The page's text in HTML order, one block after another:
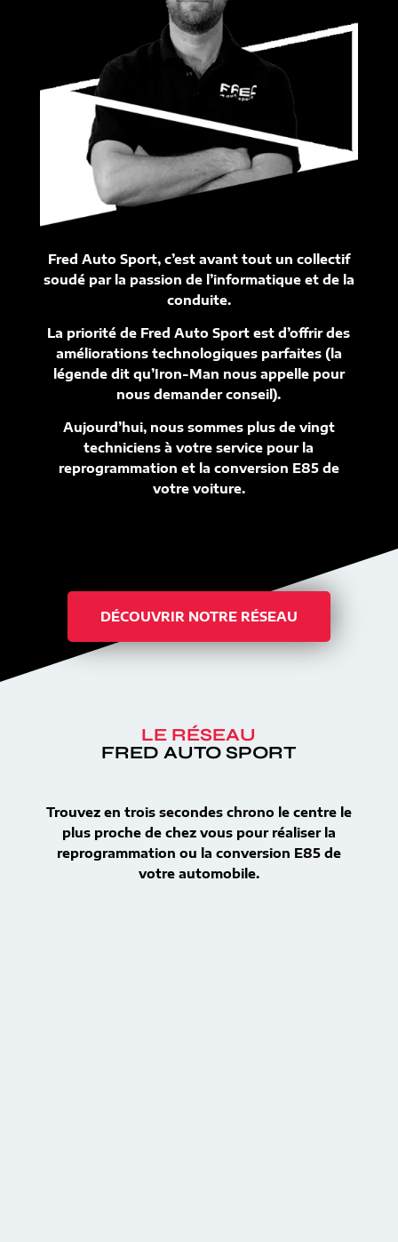
Fred Auto Sport, c’est avant tout un collectif
soudé par la passion de l’informatique et de la
conduite.
La priorité de Fred Auto Sport est d’offrir des
améliorations technologiques parfaites (la
légende dit qu’Iron-Man nous appelle pour
nous demander conseil).
Aujourd’hui, nous sommes plus de vingt
techniciens à votre service pour la
reprogrammation et la conversion E85 de
votre voiture.
DÉCOUVRIR NOTRE RÉSEAU
LE RÉSEAU
FRED AUTO SPORT
Trouvez en trois secondes chrono le centre le
plus proche de chez vous pour réaliser la
reprogrammation ou la conversion E85 de
votre automobile.